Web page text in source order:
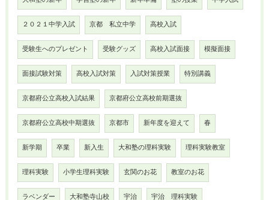
２０２１中学入試 京都 私立中学 高校入試
受験生へのプレゼント 受験グッズ 高校入試面接 模擬面接
面接試験対策 高校入試対策 入試対策授業 特別講義
京都府公立高校入試結果 京都府公立高校前期選抜
京都府公立高校中期選抜 京都市 新年度を迎えて 春
新学期 卒業 新入生 大和塾の理科実験 理科実験教室
理科実験 小学生理科実験 玄関のお花 教室のお花
ラベンダー 大和塾寺山校 宇治 宇治 理科実験